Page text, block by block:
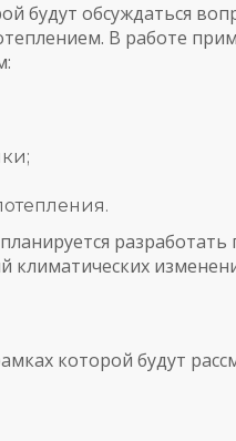
будут обсуждаться
В работе
разработать
климатических
которой будут